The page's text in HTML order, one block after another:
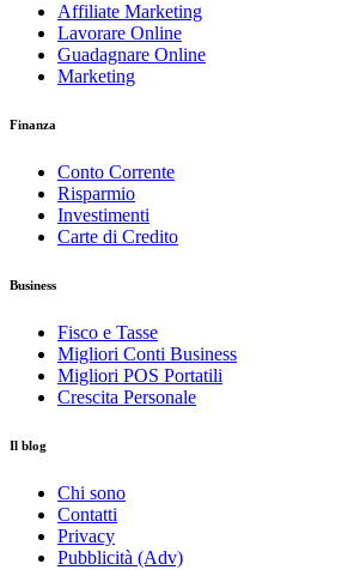
Affiliate Marketing
Lavorare Online
Guadagnare Online
Marketing
Finanza
Conto Corrente
Risparmio
Investimenti
Carte di Credito
Business
Fisco e Tasse
Migliori Conti Business
Migliori POS Portatili
Crescita Personale
Il blog
Chi sono
Contatti
Privacy
Pubblicità (Adv)